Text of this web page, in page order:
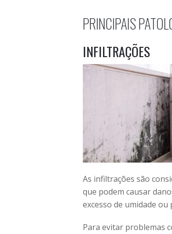
PRINCIPAIS
INFILTRAÇÕES
As infiltrações são
que podem causar
excesso de umidade
Para evitar problemas